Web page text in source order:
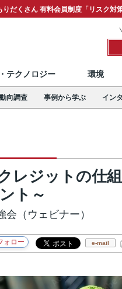
だくさん 有料会員制度「リスク対
テクノロジー 環境
向調査 事例から学ぶ イン
レジットの仕
ト～
（ウェビナー）
e-mail